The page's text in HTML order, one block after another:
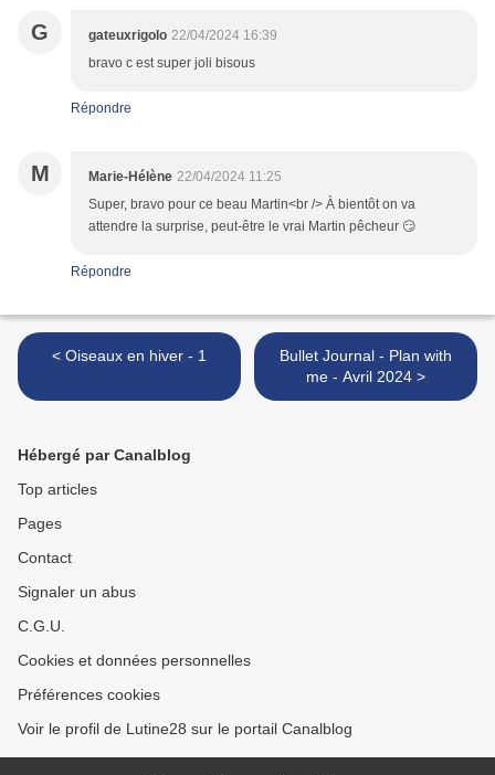
G gateuxrigolo 22/04/2024 16:39
bravo c est super joli bisous
Répondre
M Marie-Hélène 22/04/2024 11:25
Super, bravo pour ce beau Martin<br /> À bientôt on va
attendre la surprise, peut-être le vrai Martin pêcheur 😏
Répondre
< Oiseaux en hiver - 1
Bullet Journal - Plan with
me - Avril 2024 >
Hébergé par Canalblog
Top articles
Pages
Contact
Signaler un abus
C.G.U.
Cookies et données personnelles
Préférences cookies
Voir le profil de Lutine28 sur le portail Canalblog